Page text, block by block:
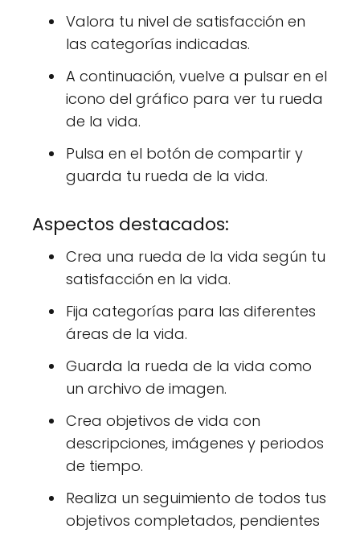
Valora tu nivel de satisfacción en
las categorías indicadas.
A continuación, vuelve a pulsar en el
icono del gráfico para ver tu rueda
de la vida.
Pulsa en el botón de compartir y
guarda tu rueda de la vida.
Aspectos destacados:
Crea una rueda de la vida según tu
satisfacción en la vida.
Fija categorías para las diferentes
áreas de la vida.
Guarda la rueda de la vida como
un archivo de imagen.
Crea objetivos de vida con
descripciones, imágenes y periodos
de tiempo.
Realiza un seguimiento de todos tus
objetivos completados, pendientes